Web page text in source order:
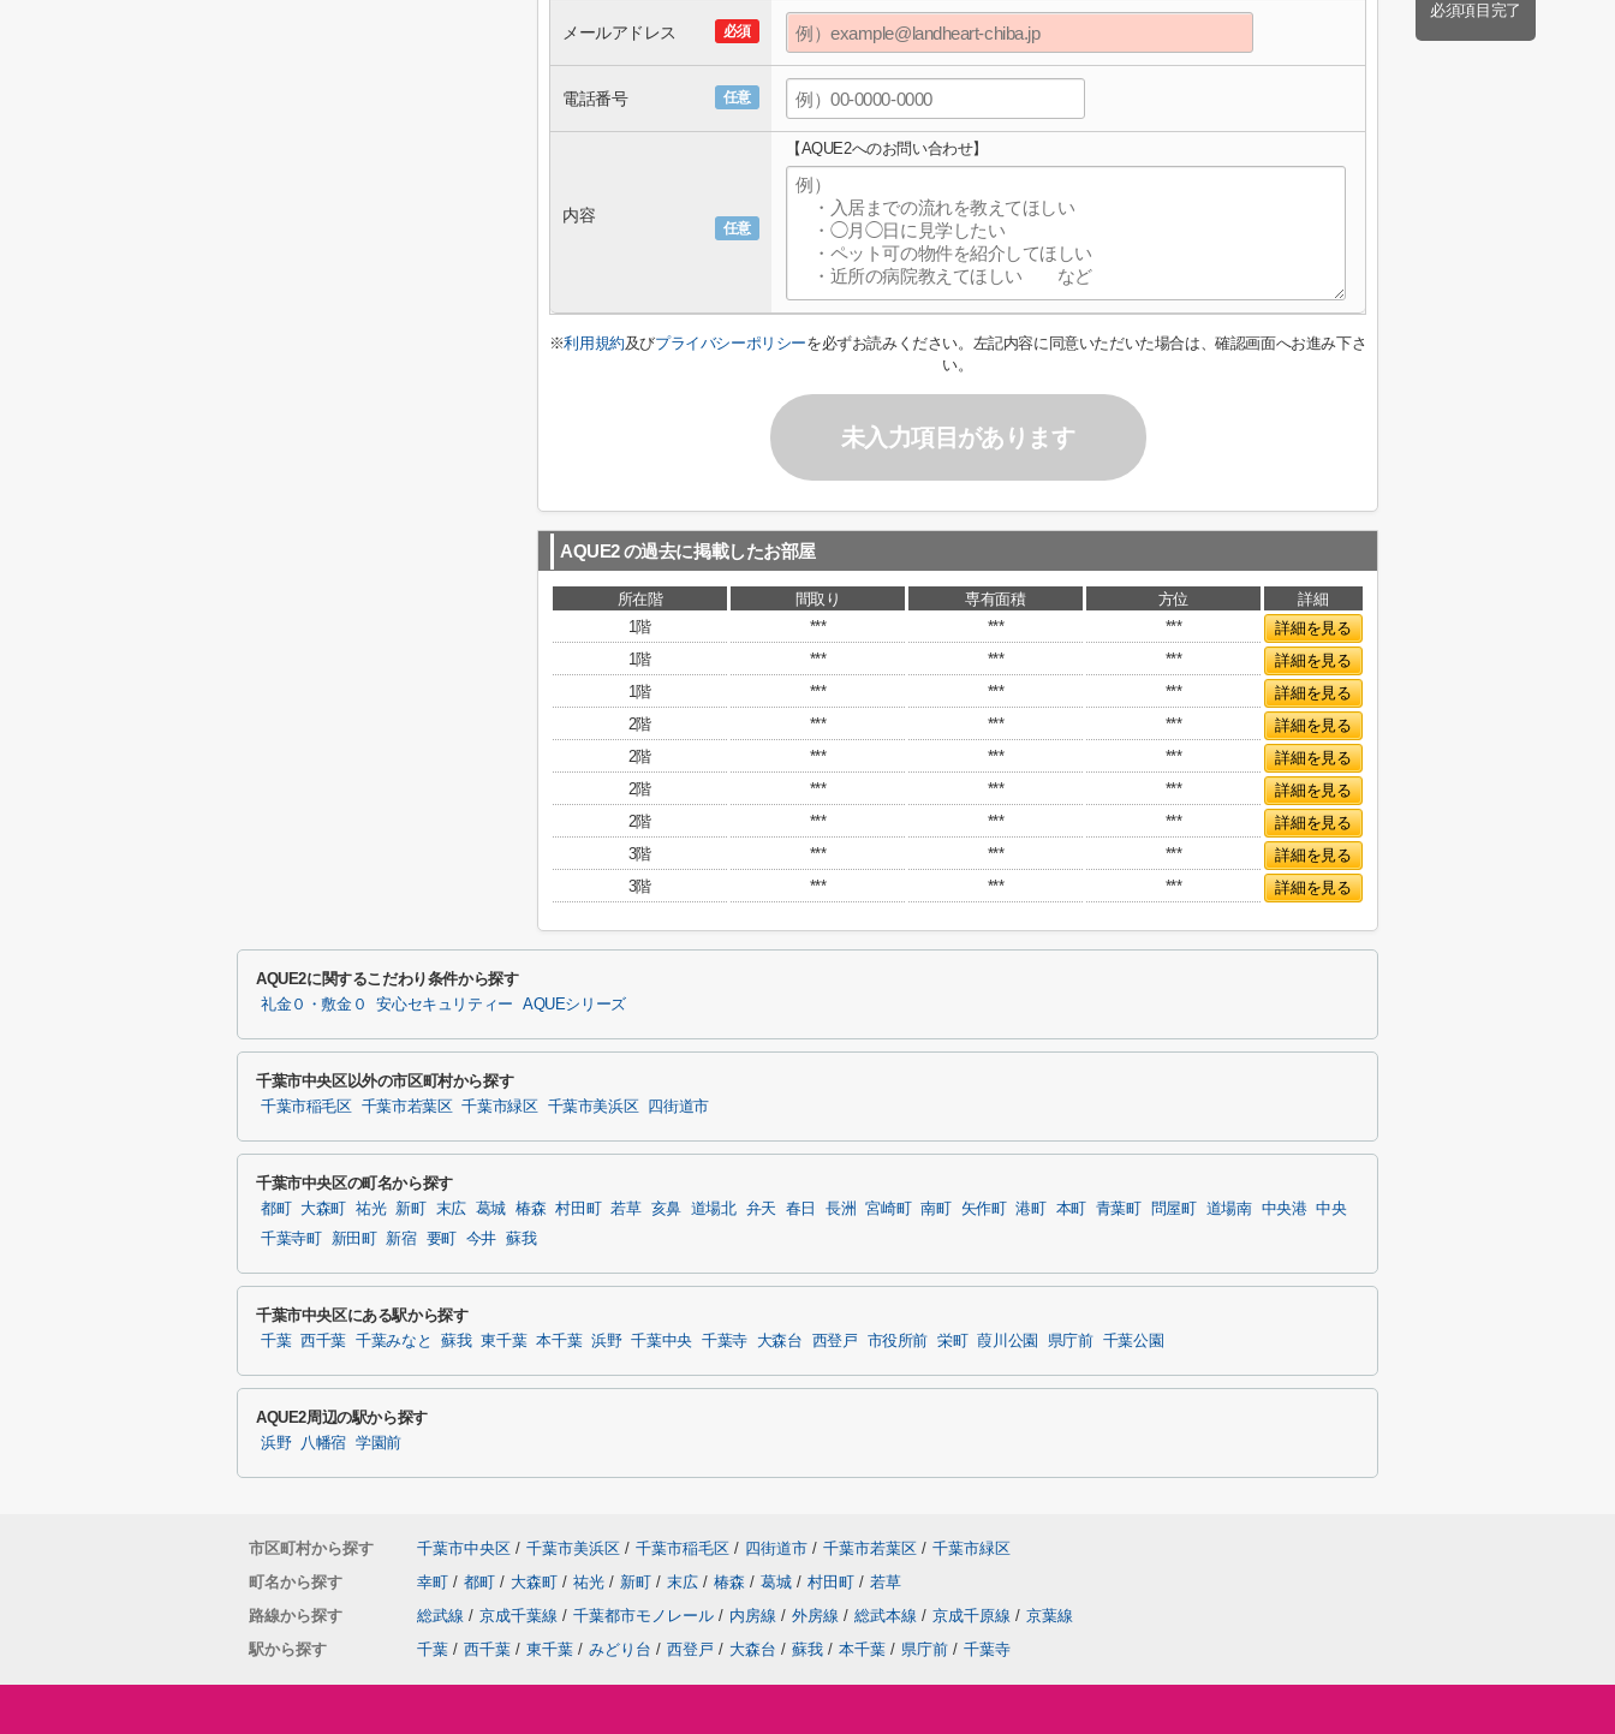
必須項目完了
必須
メールアドレス
任意
電話番号
任意
内容
【AQUE2へのお問い合わせ】
※利用規約及びプライバシーポリシーを必ずお読みください。左記内容に同意いただいた場合は、確認画面へお進み下さ
い。
未入力項目があります
AQUE2の過去に掲載したお部屋
所在階 間取り 専有面積 方位
詳細
1階
*** *** ***
詳細を見る
1階
*** *** ***
詳細を見る
1階
*** *** ***
詳細を見る
2階
*** *** ***
詳細を見る
2階
*** *** ***
詳細を見る
2階
*** *** ***
詳細を見る
2階
*** *** ***
詳細を見る
3階
*** *** ***
詳細を見る
3階
*** *** *** 詳細を見る
AQUE2に関するこだわり条件から探す
礼金０・敷金０ 安心セキュリティー AQUEシリーズ
千葉市中央区以外の市区町村から探す
千葉市稲毛区 千葉市若葉区 千葉市緑区 千葉市美浜区 四街道市
千葉市中央区の町名から探す
都町 大森町 祐光 新町 末広 葛城 椿森 村田町 若草 亥鼻 道場北 弁天 春日 長洲 宮崎町 南町 矢作町 港町 本町 青葉町 問屋町 道場南 中央港 中央
千葉寺町
新田町 新宿 要町 今井 蘇我
千葉市中央区にある駅から探す
千葉 西千葉 千葉みなと 蘇我 東千葉 本千葉 浜野 千葉中央 千葉寺 大森台 西登戸 市役所前 栄町 葭川公園 県庁前 千葉公園
AQUE2周辺の駅から探す
浜野 八幡宿 学園前
市区町村から探す 千葉市中央区 / 千葉市美浜区 / 千葉市稲毛区 / 四街道市 / 千葉市若葉区 / 千葉市緑区
町名から探す
幸町 / 都町 / 大森町 / 祐光 / 新町 / 末広 / 椿森 / 葛城 / 村田町 / 若草
路線から探す
総武線 / 京成千葉線 / 千葉都市モノレール / 内房線 / 外房線 / 総武本線 / 京成千原線 / 京葉線
駅から探す
千葉 / 西千葉 / 東千葉 / みどり台 / 西登戸 / 大森台 / 蘇我 / 本千葉 / 県庁前 / 千葉寺